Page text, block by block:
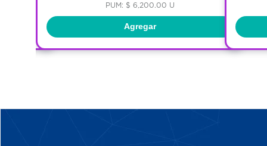
PUM: $ 6,200.00 U
Agregar